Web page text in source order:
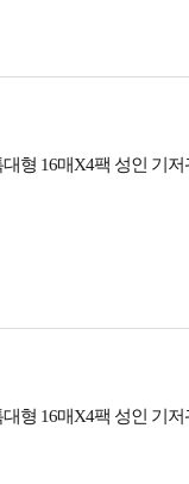
형 16매X4팩 성인 기저
형 16매X4팩 성인 기저